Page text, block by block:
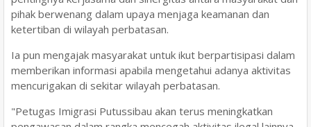
pihak berwenang dalam upaya menjaga keamanan dan
ketertiban di wilayah perbatasan.
Ia pun mengajak masyarakat untuk ikut berpartisipasi dalam
memberikan informasi apabila mengetahui adanya aktivitas
mencurigakan di sekitar wilayah perbatasan.
"Petugas Imigrasi Putussibau akan terus meningkatkan